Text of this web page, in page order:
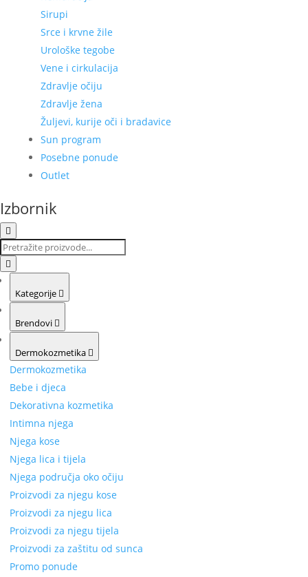
Sirupi
Srce i krvne žile
Urološke tegobe
Vene i cirkulacija
Zdravlje očiju
Zdravlje žena
Žuljevi, kurije oči i bradavice
Sun program
Posebne ponude
Outlet
Izbornik
Kategorije
Brendovi
Dermokozmetika
Dermokozmetika
Bebe i djeca
Dekorativna kozmetika
Intimna njega
Njega kose
Njega lica i tijela
Njega područja oko očiju
Proizvodi za njegu kose
Proizvodi za njegu lica
Proizvodi za njegu tijela
Proizvodi za zaštitu od sunca
Promo ponude